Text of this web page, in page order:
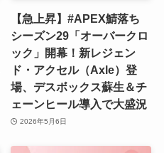
【急上昇】#APEX鯖落ち
シーズン29「オーバークロ
ック」開幕！新レジェン
ド・アクセル（Axle）登
場、デスボックス蘇生＆チ
ェーンヒール導入で大盛況
2026年5月6日